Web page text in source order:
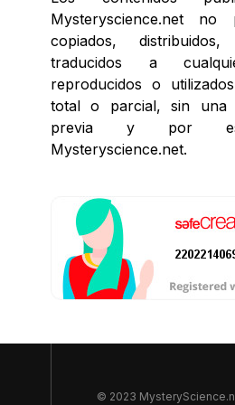
Mysteryscience.net no
copiados, distribuidos,
traducidos a
reproducidos o
total o parcial, sin una
previa y por
Mysteryscience.net.
© 2023